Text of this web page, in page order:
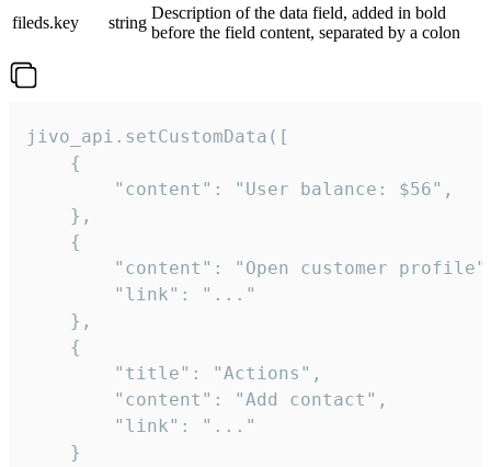
fileds.key
string
Description of the data field, added in bold
before the field content, separated by a colon
jivo_api.setCustomData([
    {
        "content": "User balance: $56",
    },
    {
"content": "Open customer
        "link": "..."
    },
    {
        "title": "Actions",
        "content": "Add contact",
        "link": "..."
    }